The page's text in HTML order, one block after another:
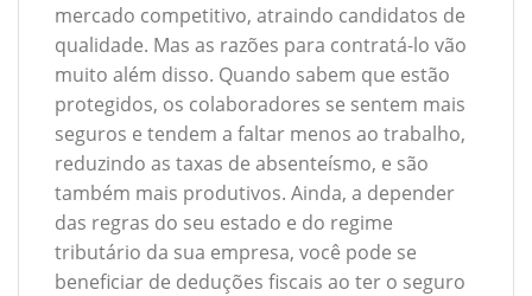
mercado competitivo, atraindo candidatos de
qualidade. Mas as razões para contratá-lo vão
muito além disso. Quando sabem que estão
protegidos, os colaboradores se sentem mais
seguros e tendem a faltar menos ao trabalho,
reduzindo as taxas de absenteísmo, e são
também mais produtivos. Ainda, a depender
das regras do seu estado e do regime
tributário da sua empresa, você pode se
beneficiar de deduções fiscais ao ter o seguro